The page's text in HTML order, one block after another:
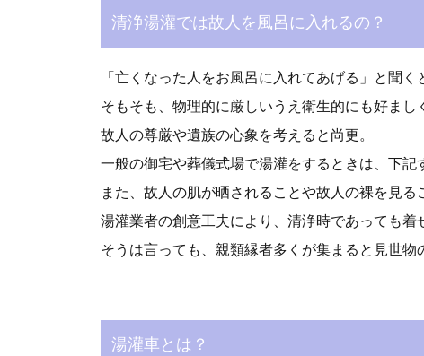
清浄湯灌では故人を風呂に入れるの？
「亡くなった人をお風呂に入れてあげる」と聞
そもそも、物理的に厳しいうえ衛生的にも好まし
故人の尊厳や遺族の心象を考えると尚更。
一般の御宅や葬儀式場で湯灌をするときは、下記
また、故人の肌が晒されることや故人の裸を見る
湯灌業者の創意工夫により、清浄時であっても着
そうは言っても、親類縁者多くが集まると見世
湯灌車とは？